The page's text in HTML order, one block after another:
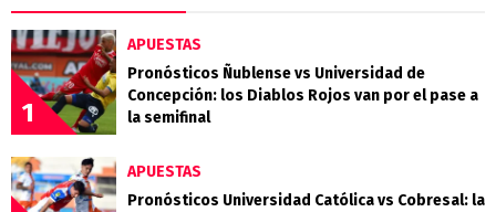
1
APUESTAS
Pronósticos Ñublense vs Universidad de
Concepción: los Diablos Rojos van por el pase a
la semifinal
APUESTAS
Pronósticos Universidad Católica vs Cobresal: la